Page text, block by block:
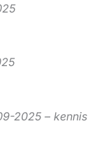
2025 – kennis